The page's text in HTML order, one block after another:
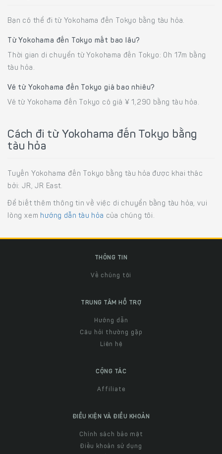
Bạn có thể đi từ Yokohama đến Tokyo bằng tàu hỏa.
Từ Yokohama đến Tokyo mất bao lâu?
Thời gian di chuyển từ Yokohama đến Tokyo: 0h 17m bằng
tàu hỏa.
Vé từ Yokohama đến Tokyo giá bao nhiêu?
Vé từ Yokohama đến Tokyo có giá ¥ 1,290 bằng tàu hỏa.
Cách đi từ Yokohama đến Tokyo bằng
tàu hỏa
Tuyến Yokohama đến Tokyo bằng tàu hỏa được khai thác
bởi: JR, JR East.
Để biết thêm thông tin về việc di chuyển bằng tàu hỏa, vui
lòng xem hướng dẫn tàu hỏa của chúng tôi.
THÔNG TIN
Về chúng tôi
TRUNG TÂM HỖ TRỢ
Hướng dẫn
Câu hỏi thường gặp
Liên hệ
CỘNG TÁC
Affiliate
ĐIỀU KIỆN VÀ ĐIỀU KHOẢN
Chính sách bảo mật
Điều khoản sử dụng